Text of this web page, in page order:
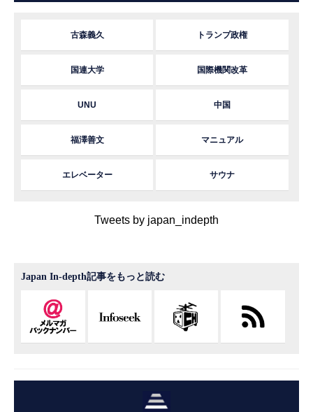
古森義久 トランプ政権
国連大学 国際機関改革
UNU 中国
福澤善文 マニュアル
エレベーター サウナ
Tweets by japan_indepth
Japan In-depth記事をもっと読む